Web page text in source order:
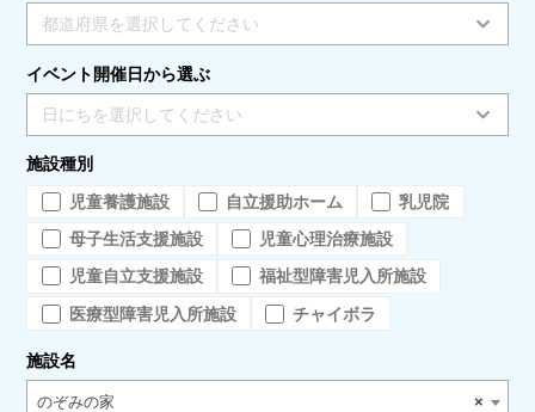
都道府県を選択してください
イベント開催日から選ぶ
日にちを選択してください
施設種別
児童養護施設
自立援助ホーム
乳児院
母子生活支援施設
児童心理治療施設
児童自立支援施設
福祉型障害児入所施設
医療型障害児入所施設
チャイボラ
施設名
×
のぞみの家